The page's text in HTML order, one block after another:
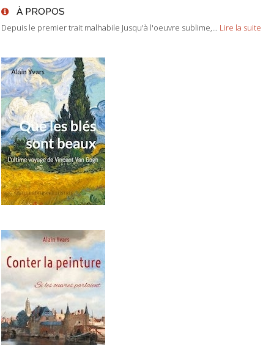
À PROPOS
Depuis le premier trait malhabile Jusqu'à l'oeuvre sublime,... Lire la suite